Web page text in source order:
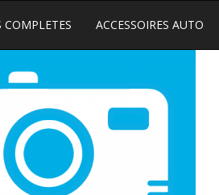
COMPLETES ACCESSOIRES AUTO